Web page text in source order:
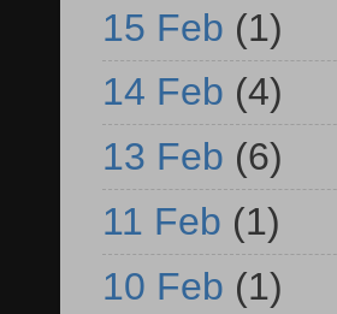
15 Feb (1)
14 Feb (4)
13 Feb (6)
11 Feb (1)
10 Feb (1)